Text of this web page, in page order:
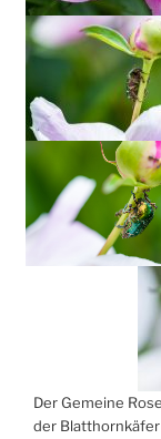
Der Gemeine
der